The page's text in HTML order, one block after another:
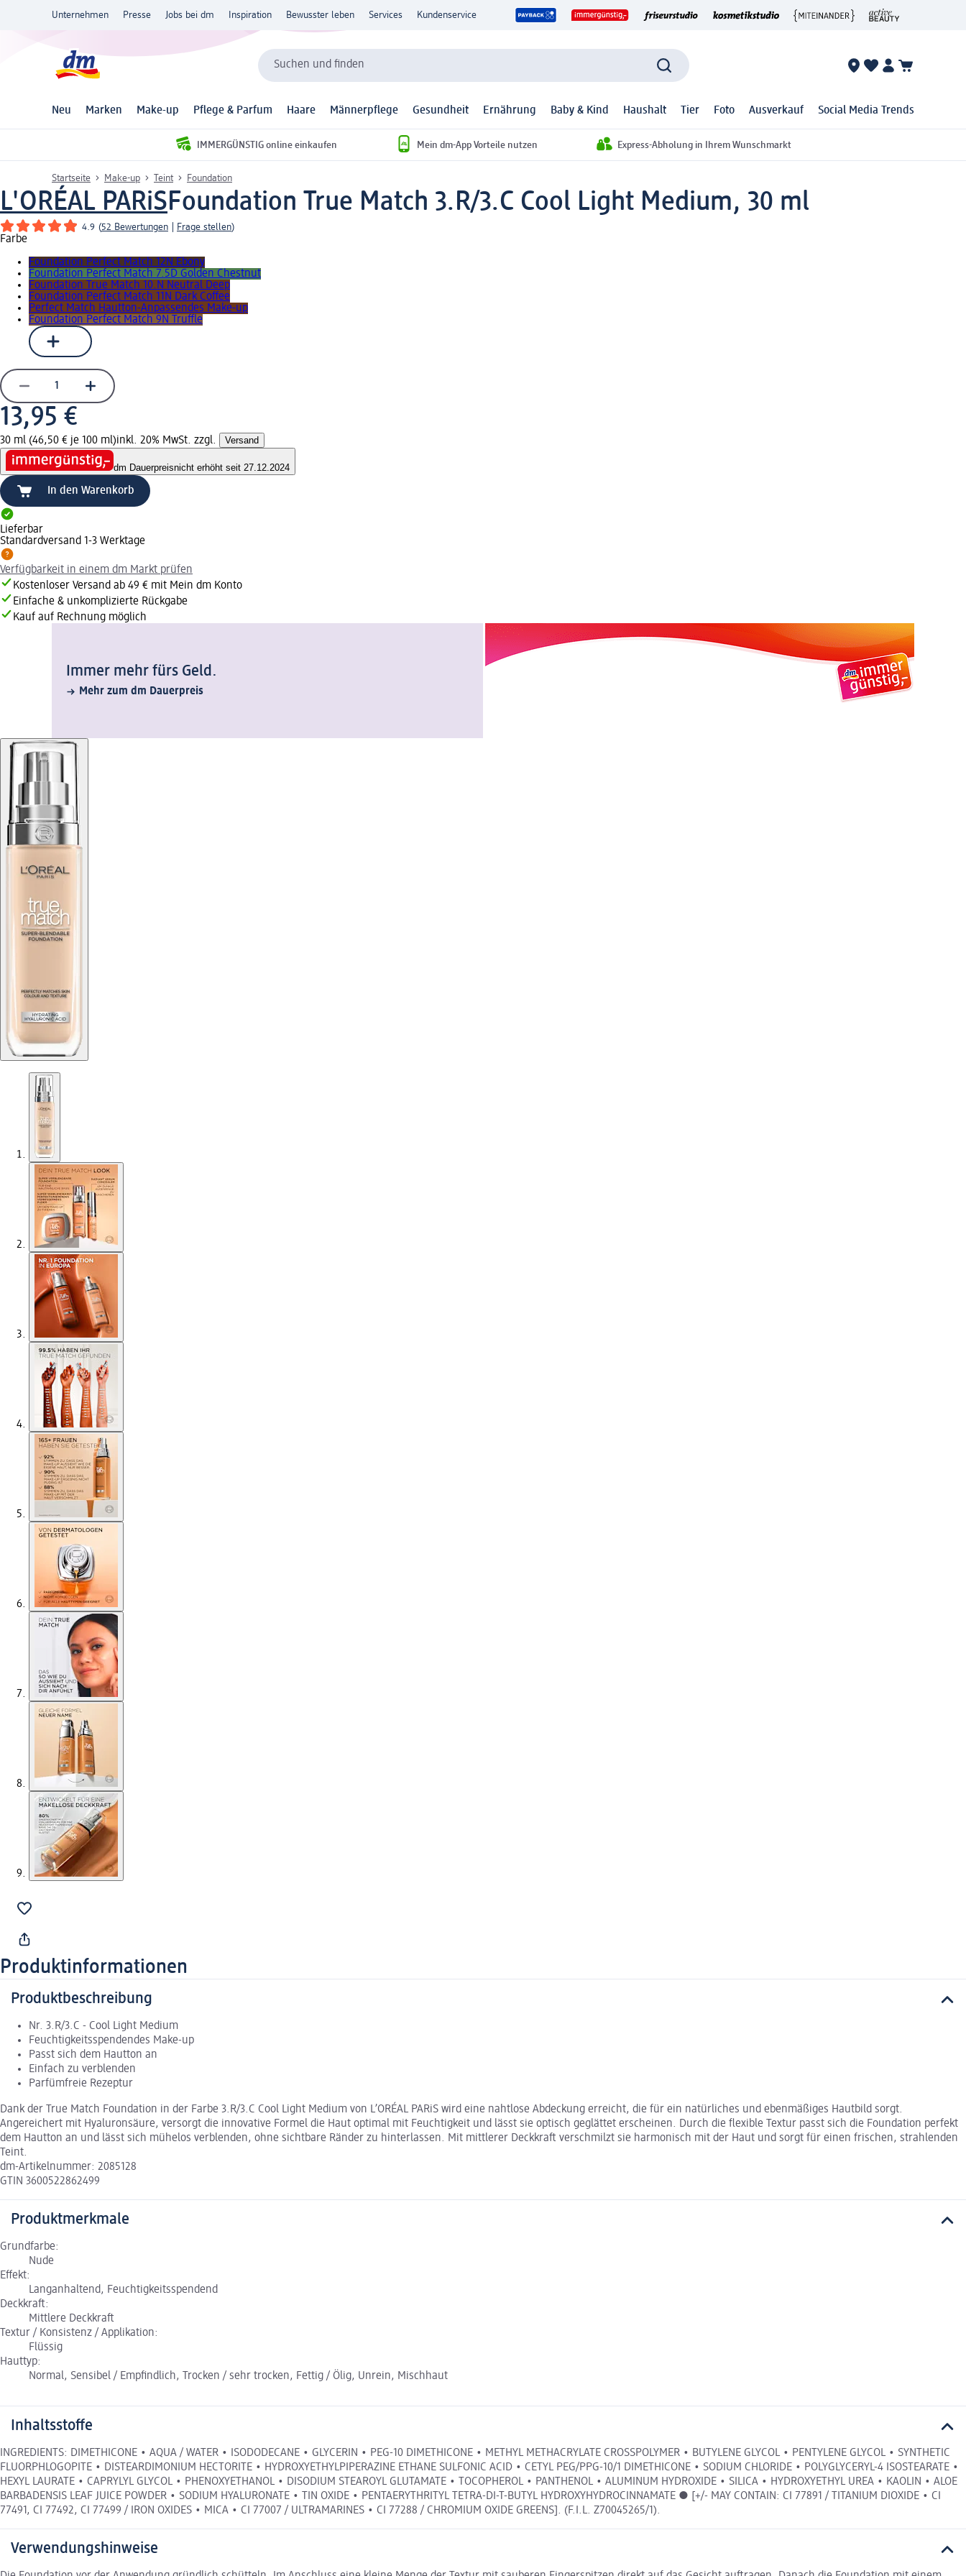
Unternehmen Presse Jobs bei dm Inspiration Bewusster leben Services Kundenservice
Suchen und finden
Neu Marken Make-up Pflege & Parfum Haare Männerpflege Gesundheit Ernährung Baby & Kind Haushalt Tier Foto Ausverkauf Social Media Trends
IMMERGÜNSTIG online einkaufen Mein dm-App Vorteile nutzen Express-Abholung in Ihrem Wunschmarkt
Startseite Make-up Teint Foundation
L'ORÉAL PARiSFoundation True Match 3.R/3.C Cool Light Medium, 30 ml
4.9 (52 Bewertungen Frage stellen)
Farbe
Foundation Perfect Match 12N Ebony
Foundation Perfect Match 7.5D Golden Chestnut
Foundation True Match 10.N Neutral Deep
Foundation Perfect Match 11N Dark Coffee
Perfect Match Hautton-Anpassendes Make-up
Foundation Perfect Match 9N Truffle
13,95 €
30 ml (46,50 € je 100 ml)inkl. 20% MwSt. zzgl. Versand
dm Dauerpreisnicht erhöht seit 27.12.2024
In den Warenkorb
Lieferbar
Standardversand 1-3 Werktage
Verfügbarkeit in einem dm Markt prüfen
Kostenloser Versand ab 49 € mit Mein dm Konto
Einfache & unkomplizierte Rückgabe
Kauf auf Rechnung möglich
Immer mehr fürs Geld.
Mehr zum dm Dauerpreis
Produktinformationen
Produktbeschreibung
Nr. 3.R/3.C - Cool Light Medium
Feuchtigkeitsspendendes Make-up
Passt sich dem Hautton an
Einfach zu verblenden
Parfümfreie Rezeptur
Dank der True Match Foundation in der Farbe 3.R/3.C Cool Light Medium von L’ORÉAL PARiS wird eine nahtlose Abdeckung erreicht, die für ein natürliches und ebenmäßiges Hautbild sorgt.
Angereichert mit Hyaluronsäure, versorgt die innovative Formel die Haut optimal mit Feuchtigkeit und lässt sie optisch geglättet erscheinen. Durch die flexible Textur passt sich die Foundation perfekt
dem Hautton an und lässt sich mühelos verblenden, ohne sichtbare Ränder zu hinterlassen. Mit mittlerer Deckkraft verschmilzt sie harmonisch mit der Haut und sorgt für einen frischen, strahlenden
Teint.
dm-Artikelnummer: 2085128
GTIN 3600522862499
Produktmerkmale
Grundfarbe:
Nude
Effekt:
Langanhaltend, Feuchtigkeitsspendend
Deckkraft:
Mittlere Deckkraft
Textur / Konsistenz / Applikation:
Flüssig
Hauttyp:
Normal, Sensibel / Empfindlich, Trocken / sehr trocken, Fettig / Ölig, Unrein, Mischhaut
Inhaltsstoffe
INGREDIENTS: DIMETHICONE • AQUA / WATER • ISODODECANE • GLYCERIN • PEG-10 DIMETHICONE • METHYL METHACRYLATE CROSSPOLYMER • BUTYLENE GLYCOL • PENTYLENE GLYCOL • SYNTHETIC
FLUORPHLOGOPITE • DISTEARDIMONIUM HECTORITE • HYDROXYETHYLPIPERAZINE ETHANE SULFONIC ACID • CETYL PEG/PPG-10/1 DIMETHICONE • SODIUM CHLORIDE • POLYGLYCERYL-4 ISOSTEARATE •
HEXYL LAURATE • CAPRYLYL GLYCOL • PHENOXYETHANOL • DISODIUM STEAROYL GLUTAMATE • TOCOPHEROL • PANTHENOL • ALUMINUM HYDROXIDE • SILICA • HYDROXYETHYL UREA • KAOLIN • ALOE
BARBADENSIS LEAF JUICE POWDER • SODIUM HYALURONATE • TIN OXIDE • PENTAERYTHRITYL TETRA-DI-T-BUTYL HYDROXYHYDROCINNAMATE ● [+/- MAY CONTAIN: CI 77891 / TITANIUM DIOXIDE • CI
77491, CI 77492, CI 77499 / IRON OXIDES • MICA • CI 77007 / ULTRAMARINES • CI 77288 / CHROMIUM OXIDE GREENS]. (F.I.L. Z70045265/1).
Verwendungshinweise